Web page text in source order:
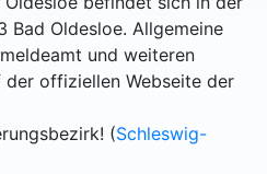
Bad Oldesloe. Allgemeine
und weiteren
offiziellen Webseite der
(Schleswig-